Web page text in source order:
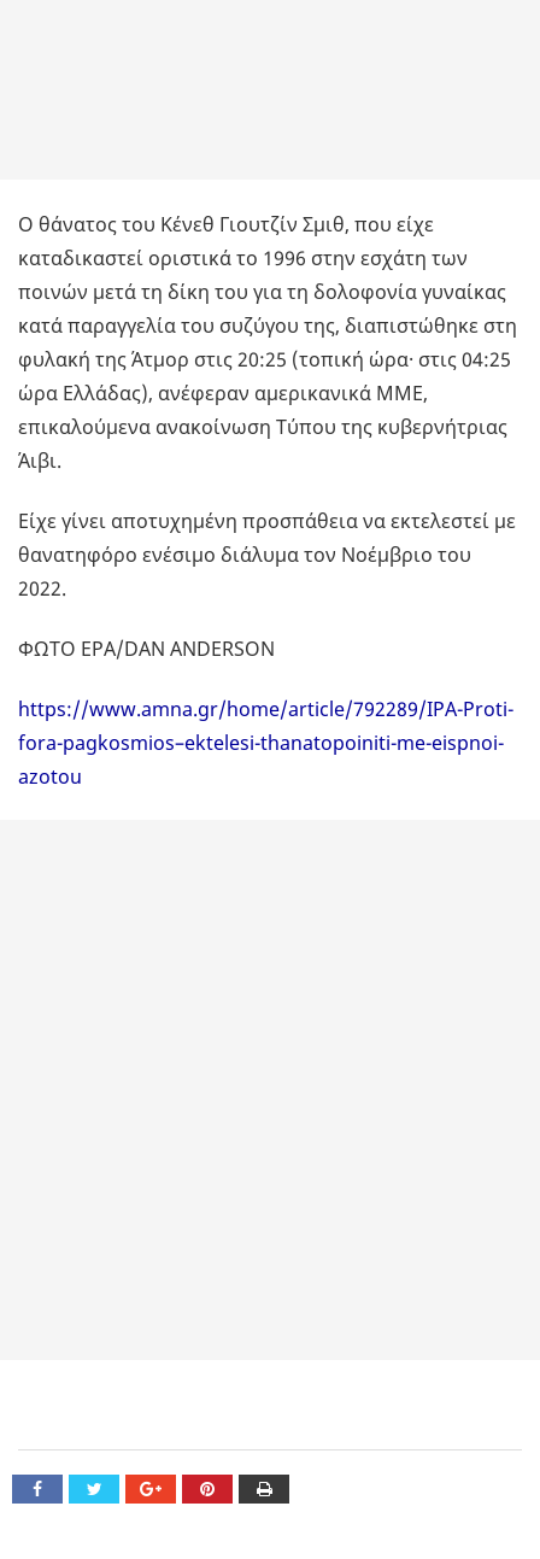
Ο θάνατος του Κένεθ Γιουτζίν Σμιθ, που είχε
καταδικαστεί οριστικά το 1996 στην εσχάτη των
ποινών μετά τη δίκη του για τη δολοφονία γυναίκας
κατά παραγγελία του συζύγου της, διαπιστώθηκε στη
φυλακή της Άτμορ στις 20:25 (τοπική ώρα· στις 04:25
ώρα Ελλάδας), ανέφεραν αμερικανικά ΜΜΕ,
επικαλούμενα ανακοίνωση Τύπου της κυβερνήτριας
Άιβι.
Είχε γίνει αποτυχημένη προσπάθεια να εκτελεστεί με
θανατηφόρο ενέσιμο διάλυμα τον Νοέμβριο του
2022.
ΦΩΤΟ EPA/DAN ANDERSON
https://www.amna.gr/home/article/792289/IPA-Proti-
fora-pagkosmios–ektelesi-thanatopoiniti-me-eispnoi-
azotou